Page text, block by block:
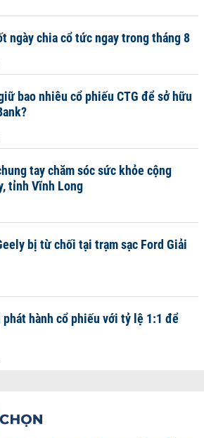
ngày chia cổ tức ngay trong tháng 8
bao nhiêu cổ phiếu CTG để sở hữu
tay chăm sóc sức khỏe cộng
tỉnh Vĩnh Long
bị từ chối tại trạm sạc Ford Giải
phát hành cổ phiếu với tỷ lệ 1:1 để